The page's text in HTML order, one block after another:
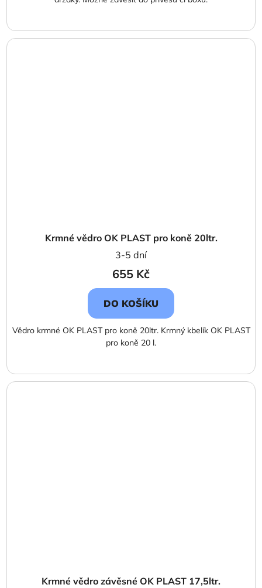
Krmné vědro OK PLAST pro koně 20ltr.
3-5 dní
655 Kč
DO KOŠÍKU
Vědro krmné OK PLAST pro koně 20ltr. Krmný kbelík OK PLAST
pro koně 20 l.
Krmné vědro závěsné OK PLAST 17,5ltr.